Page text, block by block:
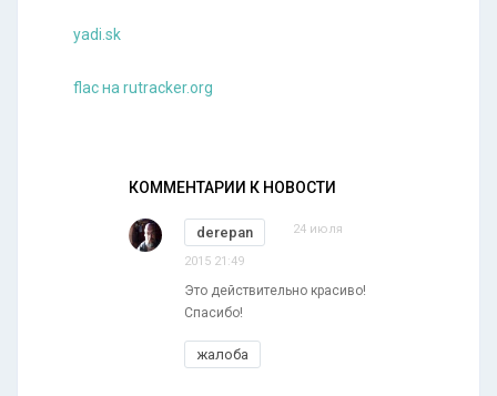
yadi.sk
flac на rutracker.org
КОММЕНТАРИИ К НОВОСТИ
derepan 24 июля
2015 21:49
Это действительно красиво!
Спасибо!
жалоба